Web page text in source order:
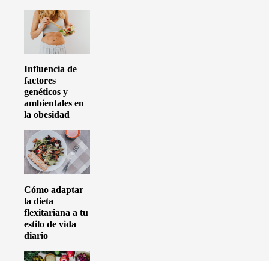
Influencia de
factores
genéticos y
ambientales en
la obesidad
Cómo adaptar
la dieta
flexitariana a tu
estilo de vida
diario